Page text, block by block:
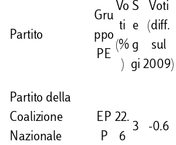
Partito
Gru
ppo
PE
Vo
ti
(%
)
S
e
g
gi
Voti
(diff.
sul
2009)
Partito della
Coalizione
Nazionale
EP
P
22.
6
3 -0.6